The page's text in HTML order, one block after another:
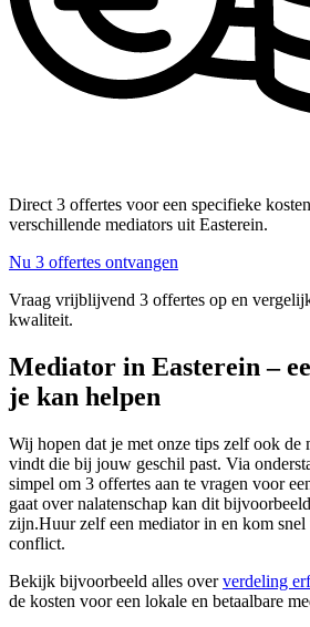
Direct 3 offertes voor een specifieke
verschillende mediators uit Easterein.
Nu 3 offertes ontvangen
Vraag vrijblijvend 3 offertes op en
kwaliteit.
Mediator in Easterein –
je kan helpen
Wij hopen dat je met onze tips zelf ook de
vindt die bij jouw geschil past. Via
simpel om 3 offertes aan te vragen voor
gaat over nalatenschap kan dit
zijn.Huur zelf een mediator in en kom
conflict.
Bekijk bijvoorbeeld alles oververdeling
de kosten voor een lokale en betaalbare